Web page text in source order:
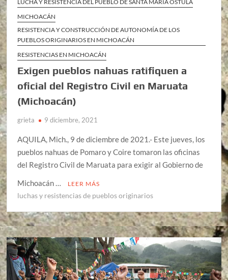
LUCHA Y RESISTENCIA DEL PUEBLO DE SANTA MARÍA OSTULA
MICHOACÁN
RESISTENCIA Y CONSTRUCCIÓN DE AUTONOMÍA DE LOS
PUEBLOS ORIGINARIOS EN MICHOACÁN
RESISTENCIAS EN MICHOACÁN
Exigen pueblos nahuas ratifiquen a
oficial del Registro Civil en Maruata
(Michoacán)
grieta 9 diciembre, 2021
AQUILA, Mich., 9 de diciembre de 2021.- Este jueves, los
pueblos nahuas de Pomaro y Coire tomaron las oficinas
del Registro Civil de Maruata para exigir al Gobierno de
Michoacán …
LEER MÁS
luchas y resistencias de pueblos originarios